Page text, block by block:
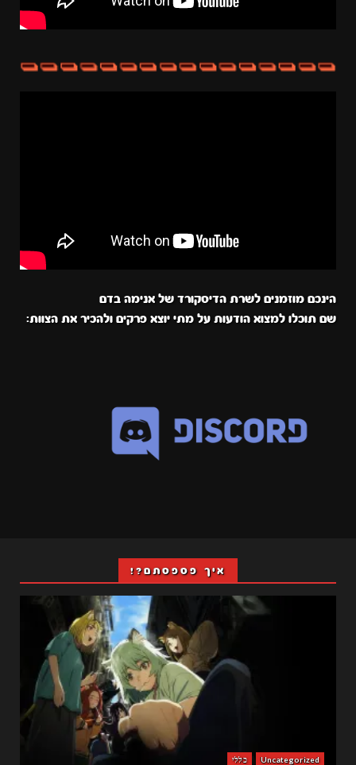
הינכם מוזמנים לשרת הדיסקורד של אנימה בדם
שם תוכלו למצוא הודעות על מתי יוצא פרקים ולהכיר את הצוות:
איך פספסתם?!
Uncategorized כללי